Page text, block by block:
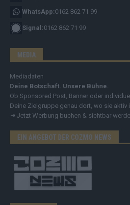
WhatsApp:0162 862 71 99
Signal:0162 862 71 99
MEDIA
Mediadaten
Deine Botschaft. Unsere Bühne.
Ob Sponsored Post, Banner oder
Deine Zielgruppe genau dort, wo sie aktiv
➔ Jetzt Werbung buchen & sichtbar
EIN ANGEBOT DER COZMO NEWS